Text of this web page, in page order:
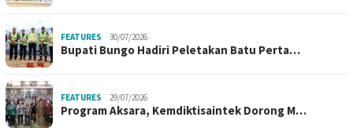
FEATURES 30/07/2026
Bupati Bungo Hadiri Peletakan Batu Perta…
FEATURES 29/07/2026
Program Aksara, Kemdiktisaintek Dorong M…